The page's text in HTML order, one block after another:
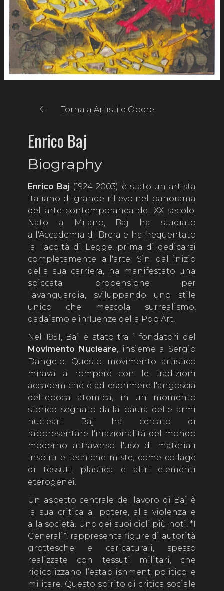
Torna a Artisti e Opere
Enrico Baj
Biography
Enrico Baj (1924-2003) è stato un artista
italiano di grande rilievo nel panorama
dell'arte contemporanea del XX secolo.
Nato a Milano, Baj ha studiato
all'Accademia di Brera e ha frequentato
la Facoltà di Legge, prima di dedicarsi
completamente all'arte. Sin dall'inizio
della sua carriera, ha manifestato una
spiccata propensione per
l'avanguardia, sviluppando uno stile
unico che mescola surrealismo,
dadaismo e influenze della Pop Art.
Nel 1951, Baj è stato tra i fondatori del
Movimento Nucleare, insieme a Sergio
Dangelo. Questo movimento artistico
mirava a rompere con le tradizioni
accademiche e ad esprimere l'angoscia
dell'epoca atomica, in un momento
storico segnato dalla paura delle armi
nucleari. Baj ha cercato di
rappresentare l'irrazionalità del mondo
moderno attraverso l'uso di materiali
insoliti e tecniche miste, come collage
di tessuti, plastica e altri elementi
eterogenei.
Un aspetto centrale del lavoro di Baj è
la sua critica al potere, alla violenza e
alla società. Uno dei suoi cicli più noti, *I
Generali*, rappresenta figure di autorità
grottesche e caricaturali, spesso
realizzate con tessuti militari, che
ridicolizzano l’establishment politico e
militare. Questo spirito di critica sociale